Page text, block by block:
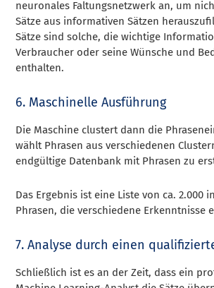
neuronales Faltungsnetzwerk an, um
Sätze aus informativen Sätzen
Sätze sind solche, die wichtige
Verbraucher oder seine Wünsche und
enthalten.
6. Maschinelle Ausführung
Die Maschine clustert dann die
wählt Phrasen aus verschiedenen
endgültige Datenbank mit Phrasen zu
Das Ergebnis ist eine Liste von ca. 2.000
Phrasen, die verschiedene Erkenntnisse
7. Analyse durch einen
Schließlich ist es an der Zeit, dass ein